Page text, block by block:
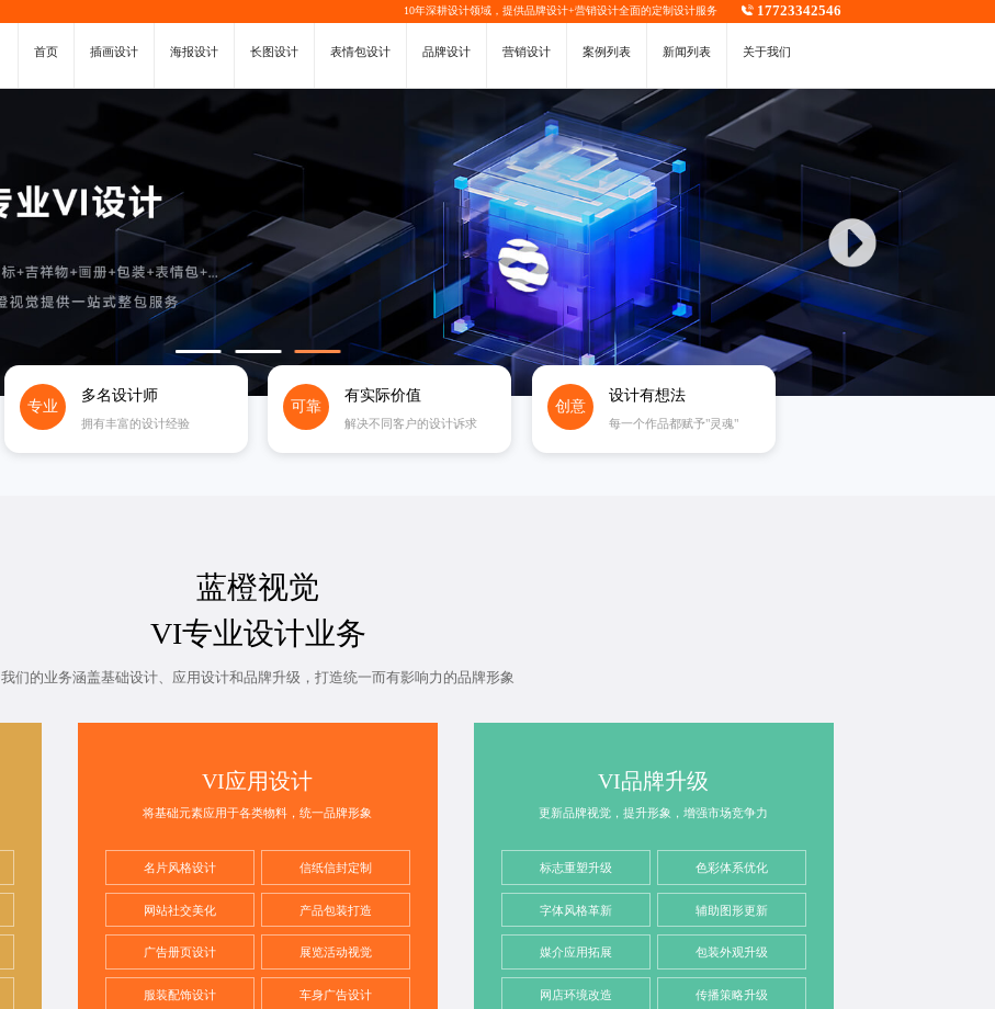
10年深耕设计领域，提供品牌设计+营销设计全面的定制设计服务 17723342546
首页 插画设计 海报设计 长图设计 表情包设计 品牌设计 营销设计 案例列表 新闻列表 关于我们
专业
多名设计师
拥有丰富的设计经验
可靠
有实际价值
解决不同客户的设计诉求
创意
设计有想法
每一个作品都赋予"灵魂"
蓝橙视觉
VI专业设计业务
我们的业务涵盖基础设计、应用设计和品牌升级，打造统一而有影响力的品牌形象
VI应用设计
将基础元素应用于各类物料，统一品牌形象
名片风格设计 信纸信封定制
网站社交美化 产品包装打造
广告册页设计 展览活动视觉
服装配饰设计 车身广告设计
VI品牌升级
更新品牌视觉，提升形象，增强市场竞争力
标志重塑升级 色彩体系优化
字体风格革新 辅助图形更新
媒介应用拓展 包装外观升级
网店环境改造 传播策略升级